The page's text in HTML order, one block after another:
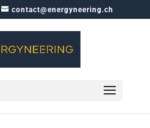
contact@energyneering.ch